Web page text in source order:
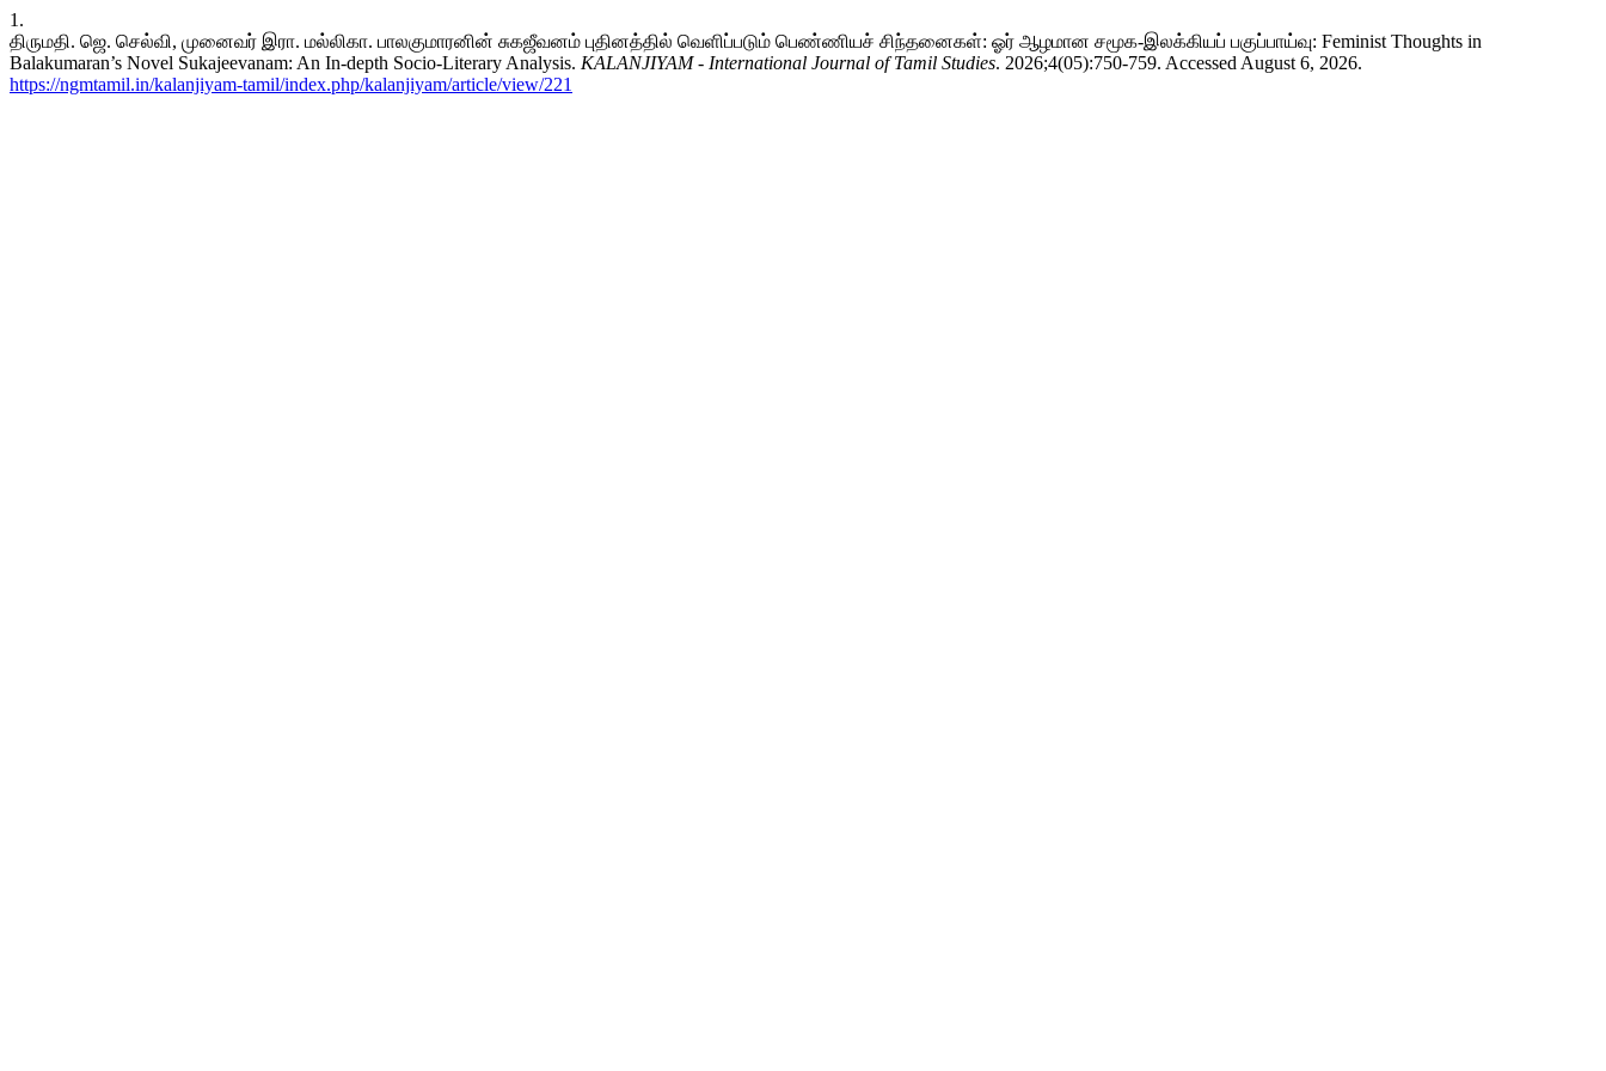
1.
திருமதி. ஜெ. செல்வி, முனைவர் இரா. மல்லிகா. பாலகுமாரனின் சுகஜீவனம் புதினத்தில் வெளிப்படும் பெண்ணியச் சிந்தனைகள்: ஓர் ஆழமான சமூக-இலக்கியப் பகுப்பாய்வு: Feminist Thoughts in
Balakumaran’s Novel Sukajeevanam: An In-depth Socio-Literary Analysis. KALANJIYAM - International Journal of Tamil Studies. 2026;4(05):750-759. Accessed August 6, 2026.
https://ngmtamil.in/kalanjiyam-tamil/index.php/kalanjiyam/article/view/221